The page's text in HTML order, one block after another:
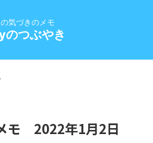
気づきのメモ
つぶやき
モ 2022年1月2日